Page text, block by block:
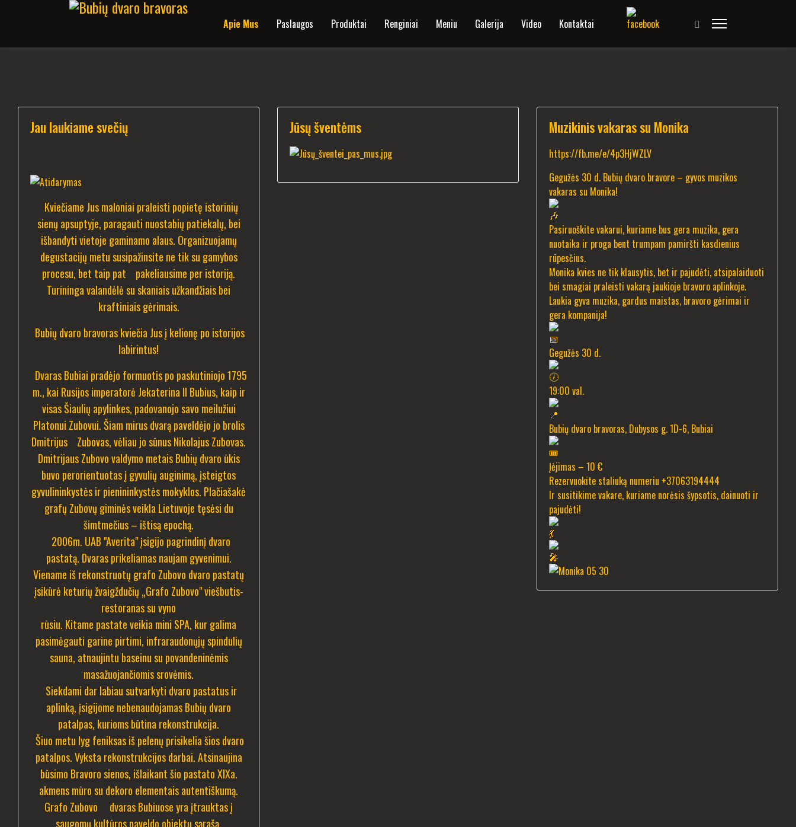
Apie Mus Paslaugos Produktai Renginiai Meniu Galerija Video Kontaktai
Jau laukiame svečių
Kviečiame Jus maloniai praleisti popietę istorinių
sienų apsuptyje, paragauti nuostabių patiekalų, bei
išbandyti vietoje gaminamo alaus. Organizuojamų
degustacijų metu susipažinsite ne tik su gamybos
procesu, bet taip pat pakeliausime per istoriją.
Turininga valandėlė su skaniais užkandžiais bei
kraftiniais gėrimais.
Bubių dvaro bravoras kviečia Jus į kelionę po istorijos
labirintus!
Dvaras Bubiai pradėjo formuotis po paskutiniojo 1795
m., kai Rusijos imperatorė Jekaterina II Bubius, kaip ir
visas Šiaulių apylinkes, padovanojo savo meilužiui
Platonui Zubovui. Šiam mirus dvarą paveldėjo jo brolis
Dmitrijus Zubovas, vėliau jo sūnus Nikolajus Zubovas.
Dmitrijaus Zubovo valdymo metais Bubių dvaro ūkis
buvo perorientuotas į gyvulių auginimą, įsteigtos
gyvulininkystės ir pienininkystės mokyklos. Plačiašakė
grafų Zubovų giminės veikla Lietuvoje tęsėsi du
šimtmečius – ištisą epochą.
2006m. UAB "Averita" įsigijo pagrindinį dvaro
pastatą. Dvaras prikeliamas naujam gyvenimui.
Viename iš rekonstruotų grafo Zubovo dvaro pastatų
įsikūrė keturių žvaigždučių „Grafo Zubovo" viešbutis-
restoranas su vyno
rūsiu. Kitame pastate veikia mini SPA, kur galima
pasimėgauti garine pirtimi, infraraudonųjų spindulių
sauna, atnaujintu baseinu su povandeninėmis
masažuojančiomis srovėmis.
Siekdami dar labiau sutvarkyti dvaro pastatus ir
aplinką, įsigijome nebenaudojamas Bubių dvaro
patalpas, kurioms būtina rekonstrukcija.
Šiuo metu lyg feniksas iš pelenų prisikelia šios dvaro
patalpos. Vyksta rekonstrukcijos darbai. Atsinaujina
būsimo Bravoro sienos, išlaikant šio pastato XIXa.
akmens mūro su dekoro elementais autentiškumą.
Grafo Zubovo dvaras Bubiuose yra įtrauktas į
saugomų kultūros paveldo objektų sąrašą.
Jūsų šventėms Muzikinis vakaras su Monika
https://fb.me/e/4p3HjWZLV
Gegužės 30 d. Bubių dvaro bravore – gyvos muzikos
vakaras su Monika!
Pasiruoškite vakarui, kuriame bus gera muzika, gera
nuotaika ir proga bent trumpam pamiršti kasdienius
rūpesčius.
Monika kvies ne tik klausytis, bet ir pajudėti, atsipalaiduoti
bei smagiai praleisti vakarą jaukioje bravoro aplinkoje.
Laukia gyva muzika, gardus maistas, bravoro gėrimai ir
gera kompanija!
Gegužės 30 d.
19:00 val.
Bubių dvaro bravoras, Dubysos g. 1D-6, Bubiai
Įėjimas – 10 €
Rezervuokite staliuką numeriu +37063194444
Ir susitikime vakare, kuriame norėsis šypsotis, dainuoti ir
pajudėti!